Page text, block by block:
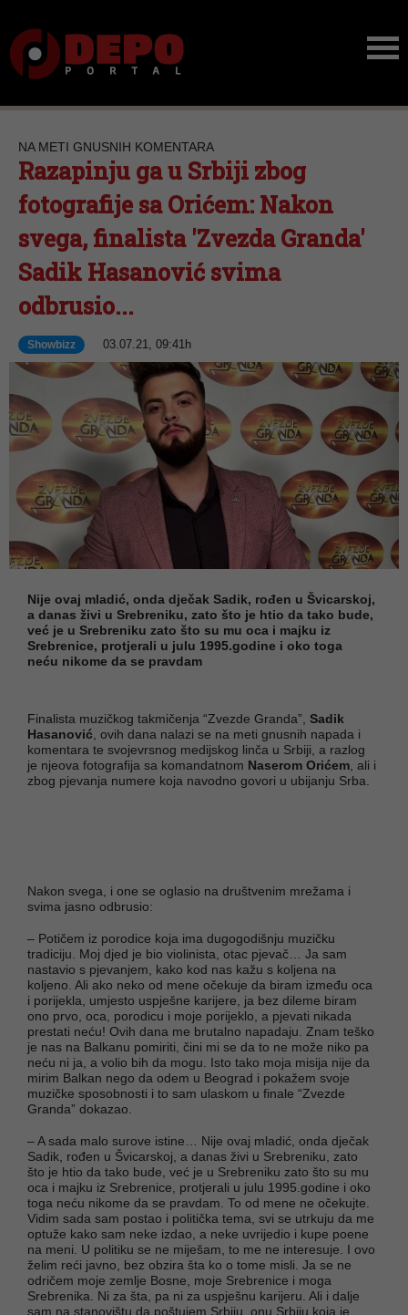
NA METI GNUSNIH KOMENTARA
Razapinju ga u Srbiji zbog
fotografije sa Orićem: Nakon
svega, finalista 'Zvezda Granda'
Sadik Hasanović svima
odbrusio...
Showbizz 03.07.21, 09:41h
Nije ovaj mladić, onda dječak Sadik, rođen u Švicarskoj,
a danas živi u Srebreniku, zato što je htio da tako bude,
već je u Srebreniku zato što su mu oca i majku iz
Srebrenice, protjerali u julu 1995.godine i oko toga
neću nikome da se pravdam
Finalista muzičkog takmičenja “Zvezde Granda”, Sadik
Hasanović , ovih dana nalazi se na meti gnusnih napada i
komentara te svojevrsnog medijskog linča u Srbiji, a razlog
je njeova fotografija sa komandatnom Naserom Orićem , ali i
zbog pjevanja numere koja navodno govori u ubijanju Srba.
Nakon svega, i one se oglasio na društvenim mrežama i
svima jasno odbrusio:
– Potičem iz porodice koja ima dugogodišnju muzičku
tradiciju. Moj djed je bio violinista, otac pjevač… Ja sam
nastavio s pjevanjem, kako kod nas kažu s koljena na
koljeno. Ali ako neko od mene očekuje da biram između oca
i porijekla, umjesto uspješne karijere, ja bez dileme biram
ono prvo, oca, porodicu i moje porijeklo, a pjevati nikada
prestati neću! Ovih dana me brutalno napadaju. Znam teško
je nas na Balkanu pomiriti, čini mi se da to ne može niko pa
neću ni ja, a volio bih da mogu. Isto tako moja misija nije da
mirim Balkan nego da odem u Beograd i pokažem svoje
muzičke sposobnosti i to sam ulaskom u finale “Zvezde
Granda” dokazao.
– A sada malo surove istine… Nije ovaj mladić, onda dječak
Sadik, rođen u Švicarskoj, a danas živi u Srebreniku, zato
što je htio da tako bude, već je u Srebreniku zato što su mu
oca i majku iz Srebrenice, protjerali u julu 1995.godine i oko
toga neću nikome da se pravdam. To od mene ne očekujte.
Vidim sada sam postao i politička tema, svi se utrkuju da me
optuže kako sam neke izdao, a neke uvrijedio i kupe poene
na meni. U politiku se ne miješam, to me ne interesuje. I ovo
želim reći javno, bez obzira šta ko o tome misli. Ja se ne
odričem moje zemlje Bosne, moje Srebrenice i moga
Srebrenika. Ni za šta, pa ni za uspješnu karijeru. Ali i dalje
sam na stanovištu da poštujem Srbiju, onu Srbiju koja je